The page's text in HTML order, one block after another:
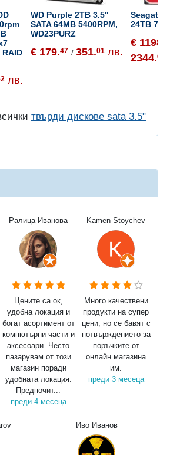
лв.
WD Purple 2TB 3.5"
SATA 64MB 5400RPM,
WD23PURZ
€ 179.47 / 351.01 лв.
Seagate
24TB
€ 1198.
2344.02
твърди дискове sata 3.5"
Ралица Иванова
Цените са ок,
удобна локация и
богат асортимент от
компютърни части и
аксесоари. Често
пазарувам от този
магазин поради
удобната локация.
Предпочит...
преди 4 месеца
Kamen Stoychev
Много качествени
продукти на супер
цени, но се бавят с
потвърждението за
поръчките от
онлайн магазина
им.
преди 3 месеца
Иво Иванов